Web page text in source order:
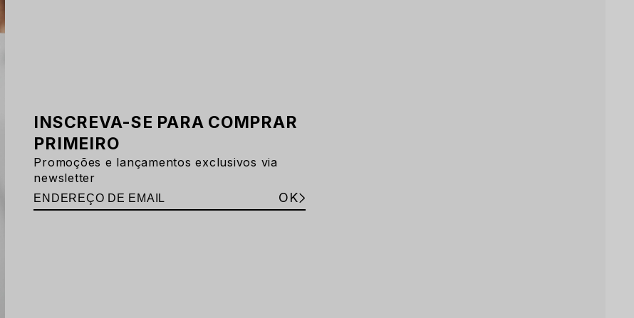
INSCREVA-SE PARA COMPRAR
PRIMEIRO
Promoções e lançamentos exclusivos via
newsletter
OK